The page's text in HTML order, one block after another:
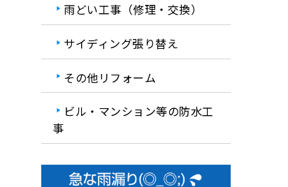
雨どい工事（修理・交換）
サイディング張り替え
その他リフォーム
ビル・マンション等の防水工
事